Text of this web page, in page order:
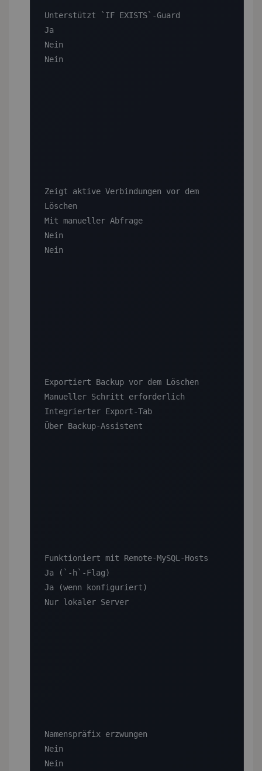
Unterstützt `IF EXISTS`-Guard
Ja
Nein
Nein
Zeigt aktive Verbindungen vor dem
Löschen
Mit manueller Abfrage
Nein
Nein
Exportiert Backup vor dem Löschen
Manueller Schritt erforderlich
Integrierter Export-Tab
Über Backup-Assistent
Funktioniert mit Remote-MySQL-Hosts
Ja (`-h`-Flag)
Ja (wenn konfiguriert)
Nur lokaler Server
Namenspräfix erzwungen
Nein
Nein